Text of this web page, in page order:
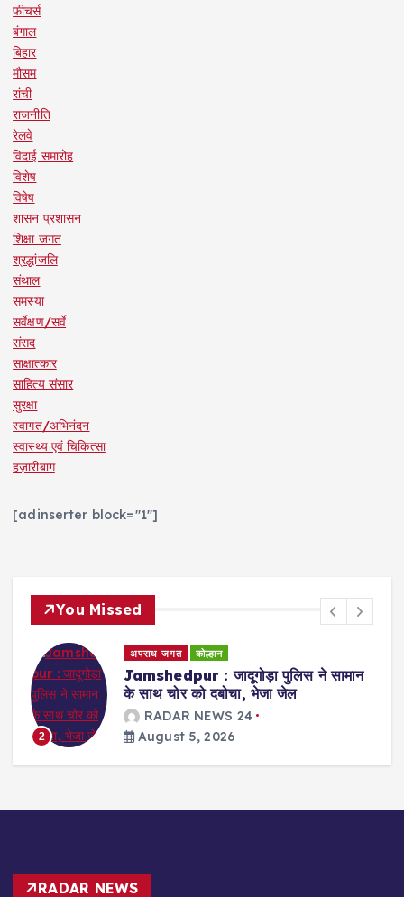
फीचर्स
बंगाल
बिहार
मौसम
रांची
राजनीति
रेलवे
विदाई समारोह
विशेष
विषेष
शासन प्रशासन
शिक्षा जगत
श्रद्धांजलि
संथाल
समस्या
सर्वेक्षण/सर्वे
संसद
साक्षात्कार
साहित्य संसार
सुरक्षा
स्वागत/अभिनंदन
स्वास्थ्य एवं चिकित्सा
हज़ारीबाग
[adinserter block="1"]
You Missed
कोल्हान सर्वेक्षण/सर्वे
Jamshedpur : पूर्वी सिंहभूम में प्रारूप
मतदाता सूची प्रकाशित, 15.11 लाख मतदाता
शामिल; 5 अगस्त से 4 सितंबर तक दावा-
आपत्ति का मौका